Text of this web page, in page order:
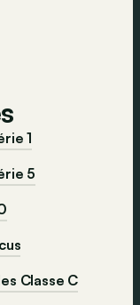
1
5
Classe C